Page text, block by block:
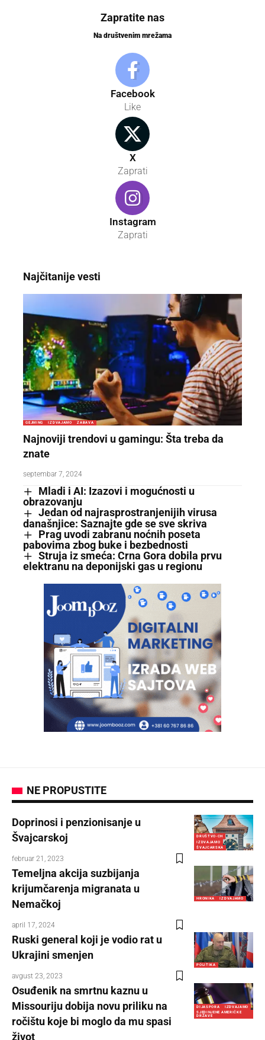
Zapratite nas
Na društvenim mrežama
Facebook
Like
X
Zaprati
Instagram
Zaprati
Najčitanije vesti
GEJMING IZDVAJAMO ZABAVA
Najnoviji trendovi u gamingu: Šta treba da
znate
septembar 7, 2024
Mladi i AI: Izazovi i mogućnosti u
obrazovanju
Jedan od najrasprostranjenijih virusa
današnjice: Saznajte gde se sve skriva
Prag uvodi zabranu noćnih poseta
pabovima zbog buke i bezbednosti
Struja iz smeća: Crna Gora dobila prvu
elektranu na deponijski gas u regionu
NE PROPUSTITE
DRUŠTVO-CH
IZDVAJAMO
ŠVAJCARSKA
Doprinosi i penzionisanje u
Švajcarskoj
februar 21, 2023
HRONIKA IZDVAJAMO
Temeljna akcija suzbijanja
krijumčarenja migranata u
Nemačkoj
april 17, 2024
POLITIKA
Ruski general koji je vodio rat u
Ukrajini smenjen
avgust 23, 2023
DIJASPORA
IZDVAJAMO
SJEDINJENE AMERIČKE
DRŽAVE
Osuđenik na smrtnu kaznu u
Missouriju dobija novu priliku na
ročištu koje bi moglo da mu spasi
život